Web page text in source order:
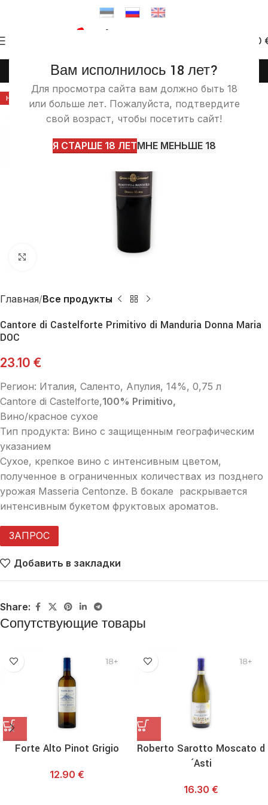
Вам исполнилось 18 лет?
Для просмотра сайта вам должно быть 18
или больше лет. Пожалуйста, подтвердите
свой возраст, чтобы посетить сайт!
Я СТАРШЕ 18 ЛЕТМНЕ МЕНЬШЕ 18
0.00
(+372) 58 58 50 46info@itashop.ee
НА ЗАКАЗ
Главная Все продукты
Cantore di Castelforte Primitivo di Manduria Donna Maria
DOC
23.10 €
Регион: Италия, Саленто, Апулия, 14%, 0,75 л
Cantore di Castelforte,100% Primitivo,
Вино/красное сухое
Тип продукта: Вино с защищенным географическим
указанием
Сухое, крепкое вино с интенсивным цветом,
полученное в ограниченных количествах из позднего
урожая Masseria Centonze. В бокале раскрывается
интенсивным букетом фруктовых ароматов.
ЗАПРОС
Добавить в закладки
Share:
Сопутствующие товары
Forte Alto Pinot Grigio
12.90 €
Roberto Sarotto Moscato d
´Asti
16.30 €